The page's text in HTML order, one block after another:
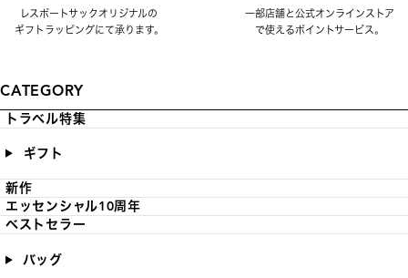
レスポートサックオリジナルの
ギフトラッピングにて承ります。
一部店舗と公式オンラインストア
で使えるポイントサービス。
CATEGORY
トラベル特集
ギフト
新作
エッセンシャル10周年
ベストセラー
バッグ